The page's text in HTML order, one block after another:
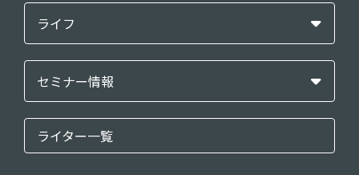
ライフ
セミナー情報
ライター一覧